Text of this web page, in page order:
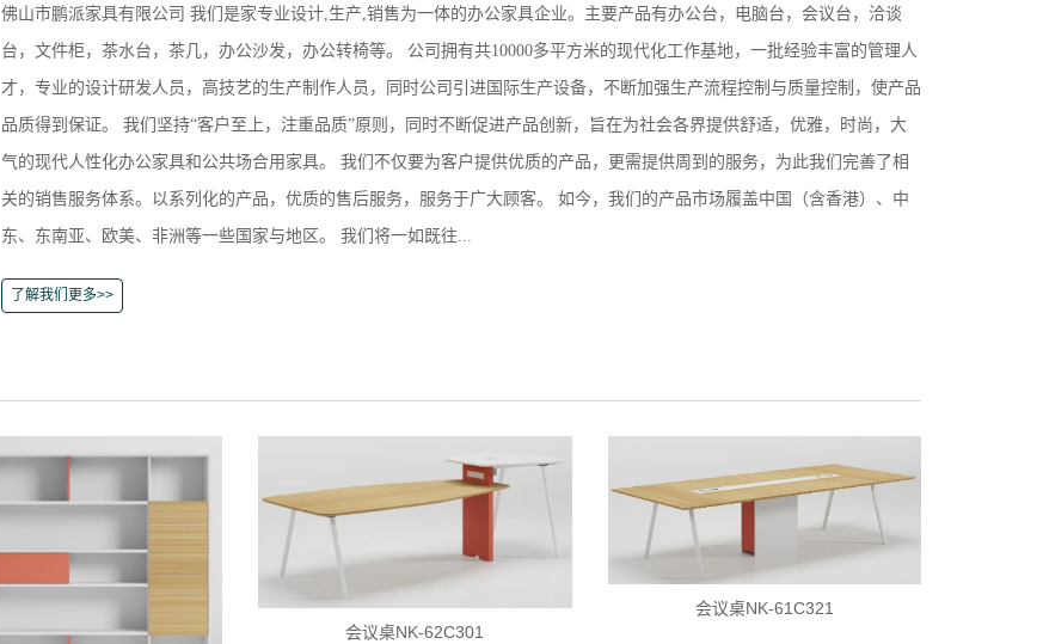
佛山市鹏派家具有限公司 我们是家专业设计,生产,销售为一体的办公家具企业。主要产品有办公台，电脑台，会议台，洽谈
台，文件柜，茶水台，茶几，办公沙发，办公转椅等。 公司拥有共10000多平方米的现代化工作基地，一批经验丰富的管理人
才，专业的设计研发人员，高技艺的生产制作人员，同时公司引进国际生产设备，不断加强生产流程控制与质量控制，使产品
品质得到保证。 我们坚持“客户至上，注重品质”原则，同时不断促进产品创新，旨在为社会各界提供舒适，优雅，时尚，大
气的现代人性化办公家具和公共场合用家具。 我们不仅要为客户提供优质的产品，更需提供周到的服务，为此我们完善了相
关的销售服务体系。以系列化的产品，优质的售后服务，服务于广大顾客。 如今，我们的产品市场履盖中国（含香港）、中
东、东南亚、欧美、非洲等一些国家与地区。 我们将一如既往...
了解我们更多>>
会议桌NK-62C301
会议桌NK-61C321